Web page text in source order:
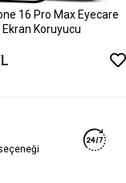
16 Pro Max Eyecare
Ekran Koruyucu